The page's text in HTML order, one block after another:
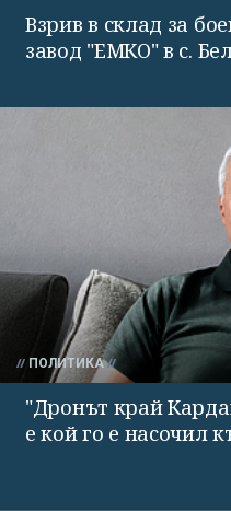
Взрив в склад за
завод "ЕМКО" в с.
ПОЛИТИКА
"Дронът край
е кой го е насочил